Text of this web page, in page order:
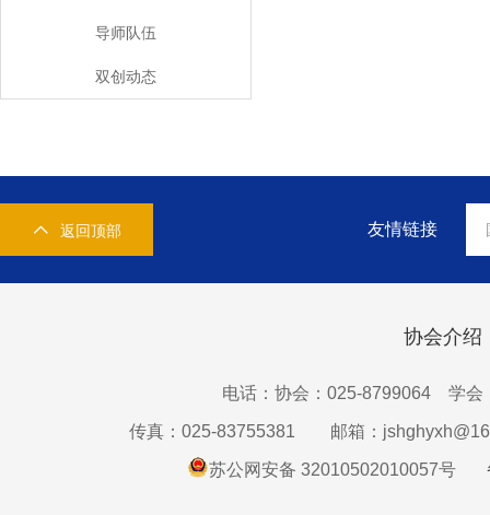
导师队伍
双创动态
返回顶部 友情链接
协会介绍
电话：协会：025-8799064 学会
传真：025-83755381 邮箱：
苏公网安备 32010502010057号